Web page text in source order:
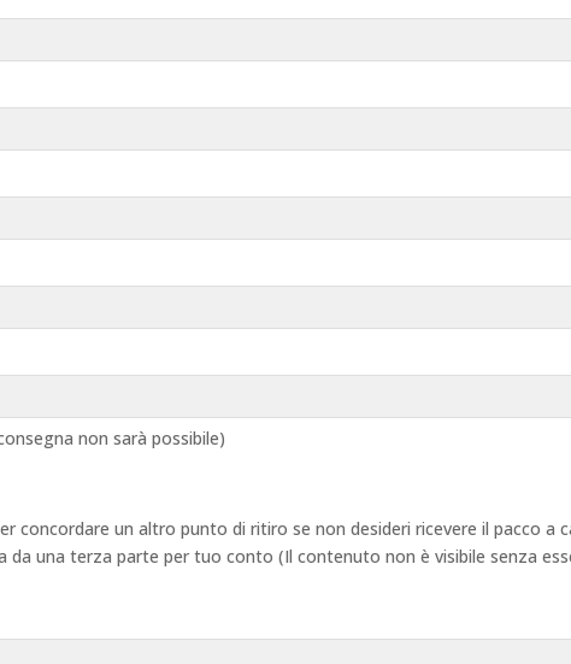
non sarà possibile)
concordare un altro punto di ritiro se non desideri ricevere il pacco a
da una terza parte per tuo conto (Il contenuto non è visibile senza